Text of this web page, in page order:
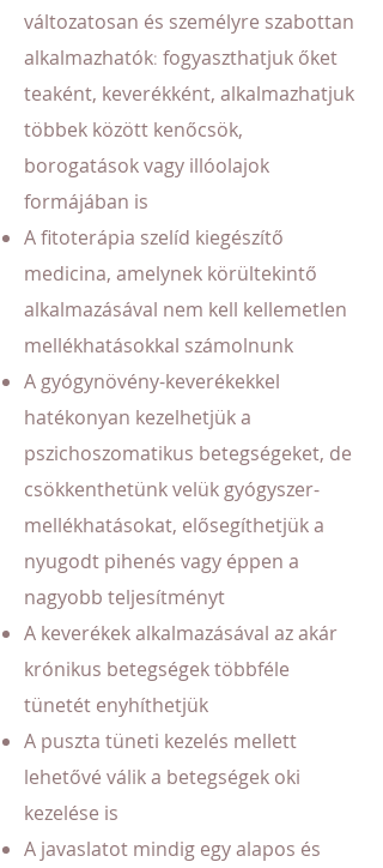
változatosan és személyre szabottan
alkalmazhatók: fogyaszthatjuk őket
teaként, keverékként, alkalmazhatjuk
többek között kenőcsök,
borogatások vagy illóolajok
formájában is
A fitoterápia szelíd kiegészítő
medicina, amelynek körültekintő
alkalmazásával nem kell kellemetlen
mellékhatásokkal számolnunk
A gyógynövény-keverékekkel
hatékonyan kezelhetjük a
pszichoszomatikus betegségeket, de
csökkenthetünk velük gyógyszer-
mellékhatásokat, elősegíthetjük a
nyugodt pihenés vagy éppen a
nagyobb teljesítményt
A keverékek alkalmazásával az akár
krónikus betegségek többféle
tünetét enyhíthetjük
A puszta tüneti kezelés mellett
lehetővé válik a betegségek oki
kezelése is
A javaslatot mindig egy alapos és